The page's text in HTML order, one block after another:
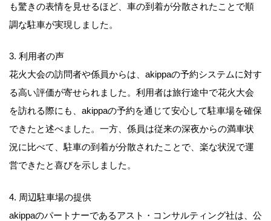
も驚きの表情を見せるほど、車の到着が分散されたことで順
調な駐車が実現しました。
3. 利用者の声
花火大会の訪問者や係員からは、akippaの予約システムに対す
る高い評価が寄せられました。利用者は旅行途中で花火大会
を訪れる際にも、akippaの予約を通じて安心して駐車場を確保
できたと述べました。一方、係員は従来の深夜からの満車状
況に比べて、駐車の到着が分散されたことで、楽な状況で運
営できたと喜びを示しました。
4. 周辺駐車場の提供
akippaのパートナーであるアスト・コンサルティング社は、公